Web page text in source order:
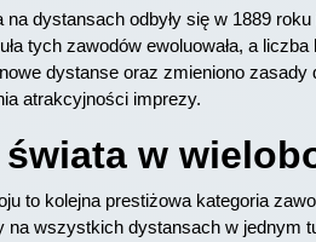
dystansach odbyły się w 1889
tych zawodów ewoluowała, a
dystanse oraz zmieniono
atrakcyjności imprezy.
w
to kolejna prestiżowa kategoria
na wszystkich dystansach w jednym